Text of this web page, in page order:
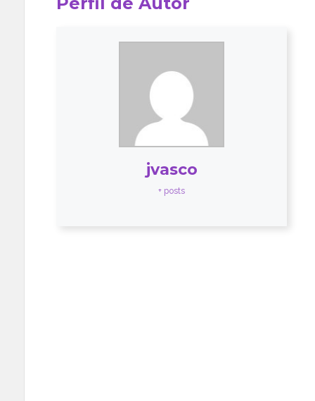
jvasco
+ posts